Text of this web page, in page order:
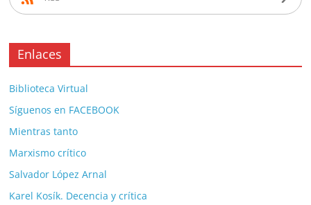
Enlaces
Biblioteca Virtual
Síguenos en FACEBOOK
Mientras tanto
Marxismo crítico
Salvador López Arnal
Karel Kosík. Decencia y crítica